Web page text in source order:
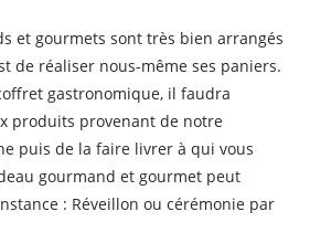
et gourmets sont très bien arrangés
de réaliser nous-même ses paniers.
gastronomique, il faudra
produits provenant de notre
puis de la faire livrer à qui vous
gourmand et gourmet peut
: Réveillon ou cérémonie par